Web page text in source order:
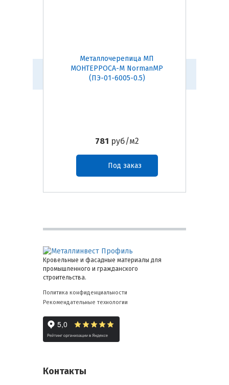
Металлочерепица МП
МОНТЕРРОСА-M NormanMP
(ПЭ-01-6005-0.5)
781 руб/м2
Под заказ
Кровельные и фасадные материалы для
промышленного и гражданского
строительства.
Политика конфиденциальности
Рекомендательные технологии
Контакты